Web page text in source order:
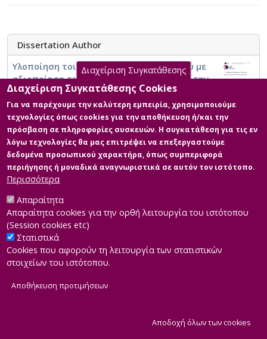
Dissertation Author
Υλοποίηση τουριστικού ηχητικού οδηγού με
αξιοποίηση τεχνολογιών διαδικτύου για την
ταχεία σύνθεση θεματικών διαδρομών.
Developed byINTEROPTICS
Διαχείριση Συγκατάθεσης
Διαχείριση Συγκατάθεσης Cookies
Για να παρέχουμε την καλύτερη εμπειρία, χρησιμοποιούμε
τεχνολογίες όπως cookies για την αποθήκευση ή/και την
πρόσβαση σε πληροφορίες συσκευών. Η συγκατάθεση για τις εν
λόγω τεχνολογίες θα μας επιτρέψει να επεξεργαστούμε
δεδομένα προσωπικού χαρακτήρα, όπως συμπεριφορά
περιήγησης ή μοναδικά αναγνωριστικά σε αυτόν τον ιστότοπο.
Περισσότερα
Απαραίτητα
Απαραίτητα cookies για την ορθή λειτουργία του ιστότοπου
(Session cookies etc)
Στατιστικά
Cookies που αφορούν τη λειτουργία των στατιστικών
στοιχείων του ιστότοπου.
Αποθήκευση προτιμήσεων
Αποδοχή όλων των cookies